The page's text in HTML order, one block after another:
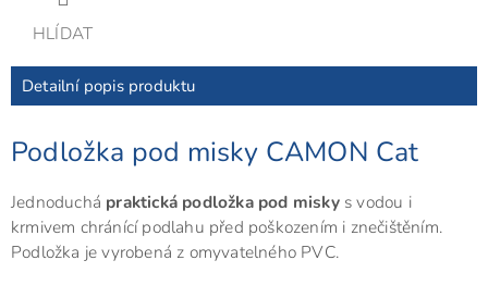
HLÍDAT
Detailní popis produktu
Podložka pod misky CAMON Cat
Jednoduchá praktická podložka pod miskys vodou i
krmivem chránící podlahu před poškozením i znečištěním.
Podložka je vyrobená z omyvatelného PVC.